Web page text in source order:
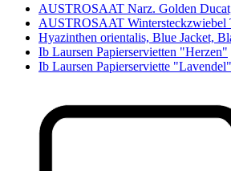
AUSTROSAAT Narz. Golden
AUSTROSAAT Wintersteckzwiebel
Hyazinthen orientalis, Blue Jacket,
Ib Laursen Papierservietten "Herzen"
Ib Laursen Papierserviette "Lavendel"